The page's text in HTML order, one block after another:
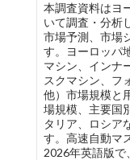
本調査資料はヨ
いて調査・分析
市場予測、市場
す。ヨーロッパ
マシン、インナ
スクマシン、フ
他）市場規模と
場規模、主要国
タリア、ロシア
す。高速自動マ
2026年英語版で